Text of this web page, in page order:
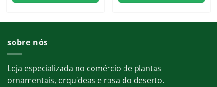
sobre nós
Loja especializada no comércio de plantas
ornamentais, orquídeas e rosa do deserto.